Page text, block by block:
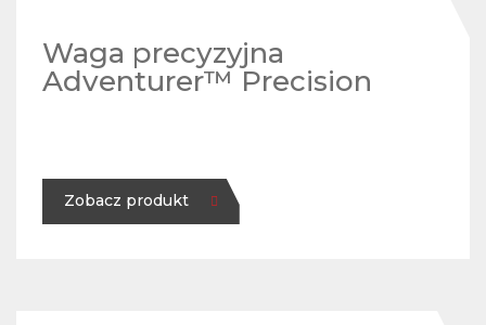
Waga precyzyjna
Adventurer™ Precision
Zobacz produkt